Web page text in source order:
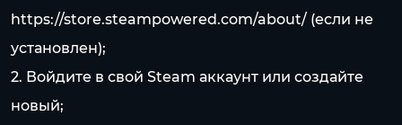
https://store.steampowered.com/about/ (если не
установлен);
2. Войдите в свой Steam аккаунт или создайте
новый;